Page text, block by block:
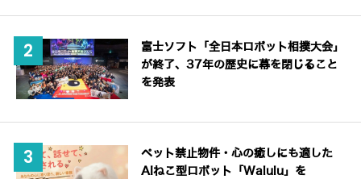
富士ソフト「全日本ロボット相撲大会」
が終了、37年の歴史に幕を閉じること
を発表
ペット禁止物件・心の癒しにも適した
AIねこ型ロボット「Walulu」を